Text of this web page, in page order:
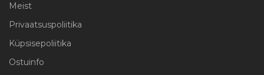
Meist
Privaatsuspoliitika
Küpsisepoliitika
Ostuinfo